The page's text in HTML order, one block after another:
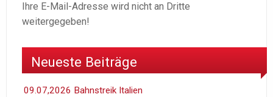
Ihre E-Mail-Adresse wird nicht an Dritte
weitergegeben!
Neueste Beiträge
09.07,2026 Bahnstreik Italien